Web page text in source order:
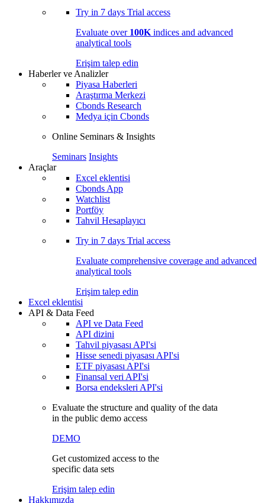
Try in 7 days Trial access
Evaluate over 100K indices and advanced
analytical tools
Erişim talep edin
Haberler ve Analizler
Piyasa Haberleri
Araştırma Merkezi
Cbonds Research
Medya için Cbonds
Online Seminars & Insights
Seminars Insights
Araçlar
Excel eklentisi
Cbonds App
Watchlist
Portföy
Tahvil Hesaplayıcı
Try in 7 days Trial access
Evaluate comprehensive coverage and advanced
analytical tools
Erişim talep edin
Excel eklentisi
API & Data Feed
API ve Data Feed
API dizini
Tahvil piyasası API'si
Hisse senedi piyasası API'si
ETF piyasası API'si
Finansal veri API'si
Borsa endeksleri API'si
Evaluate the structure and quality of the data
in the public demo access
DEMO
Get customized access to the
specific data sets
Erişim talep edin
Hakkımızda